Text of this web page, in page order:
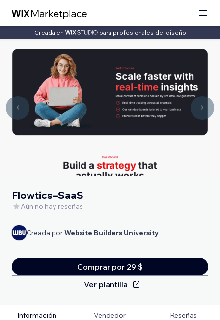
Creada en para profesionales del diseño
Flowtics–SaaS
Aún no hay reseñas
Creada porWebsite Builders University
Comprar por 29 $
Ver plantilla
Información Vendedor Reseñas